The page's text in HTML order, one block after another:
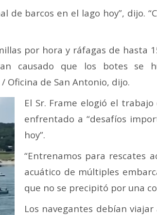
de barcos en el lago hoy”, dijo.
por hora y ráfagas de hasta
causado que los botes se
Oficina de San Antonio, dijo.
El Sr. Frame elogió el
enfrentado a “desafíos
hoy”.
“Entrenamos para rescates
acuático de múltiples
que no se precipitó por una
Los navegantes debían